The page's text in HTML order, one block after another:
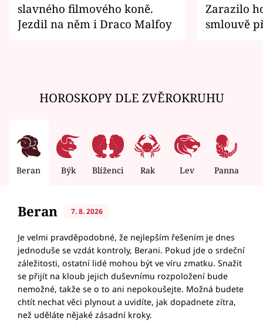
slavného filmového koně.
Jezdil na něm i Draco Malfoy
Zarazilo
smlouvě
HOROSKOPY DLE ZVĚROKRUHU
Beran Býk Blíženci Rak Lev Panna
Beran 7. 8. 2026
Je velmi pravděpodobné, že nejlepším řešením je dnes
jednoduše se vzdát kontroly, Berani. Pokud jde o srdeční
záležitosti, ostatní lidé mohou být ve víru zmatku. Snažit
se přijít na kloub jejich duševnímu rozpoložení bude
nemožné, takže se o to ani nepokoušejte. Možná budete
chtít nechat věci plynout a uvidíte, jak dopadnete zítra,
než uděláte nějaké zásadní kroky.